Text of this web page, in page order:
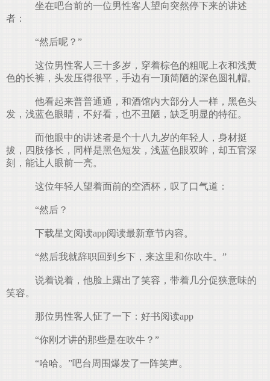
坐在吧台前的一位男性客人望向突然停下来的讲述
者：
“然后呢？”
这位男性客人三十多岁，穿着棕色的粗呢上衣和浅黄
色的长裤，头发压得很平，手边有一顶简陋的深色圆礼帽。
他看起来普普通通，和酒馆内大部分人一样，黑色头
发，浅蓝色眼睛，不好看，也不丑陋，缺乏明显的特征。
而他眼中的讲述者是个十八九岁的年轻人，身材挺
拔，四肢修长，同样是黑色短发，浅蓝色眼双眸，却五官深
刻，能让人眼前一亮。
这位年轻人望着面前的空酒杯，叹了口气道：
“然后？
下载星文阅读app阅读最新章节内容。
“然后我就辞职回到乡下，来这里和你吹牛。”
说着说着，他脸上露出了笑容，带着几分促狭意味的
笑容。
那位男性客人怔了一下：好书阅读app
“你刚才讲的那些是在吹牛？”
“哈哈。”吧台周围爆发了一阵笑声。